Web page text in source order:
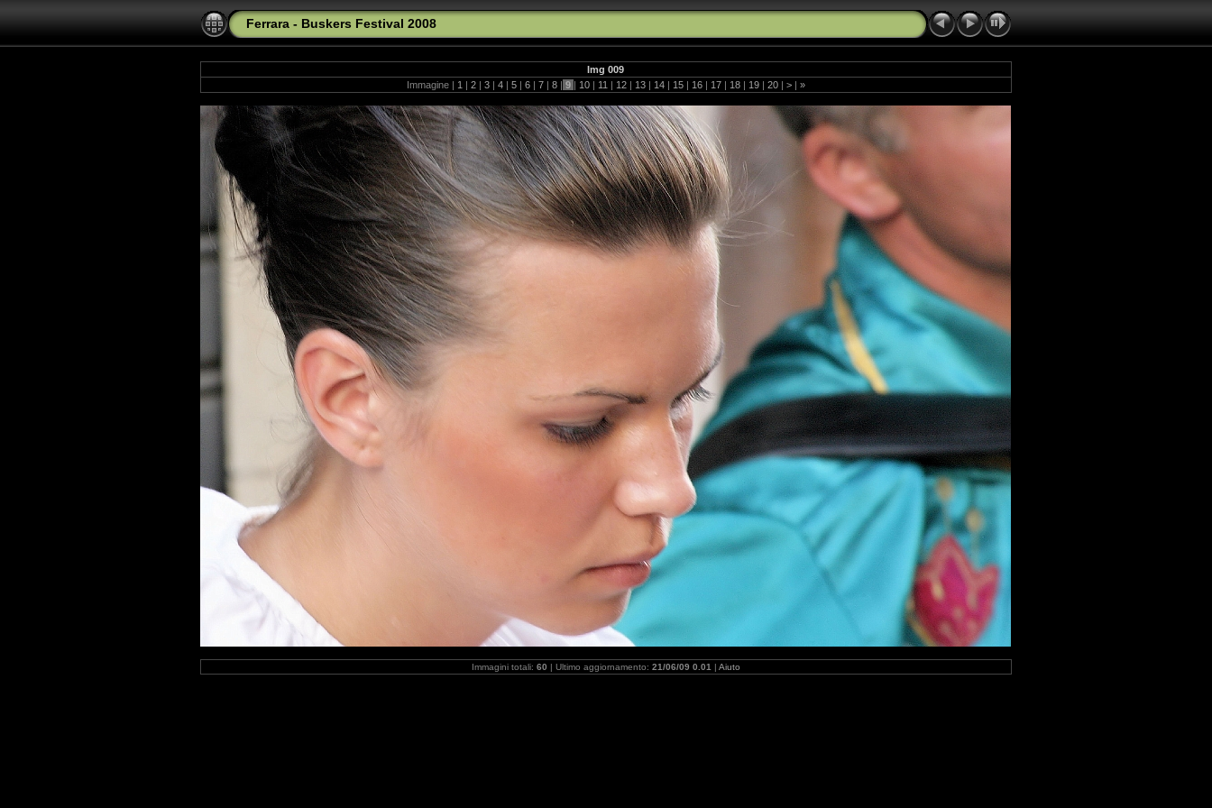
Ferrara - Buskers Festival 2008
Img 009
Immagine | 1 | 2 | 3 | 4 | 5 | 6 | 7 | 8 | 9 | 10 | 11 | 12 | 13 | 14 | 15 | 16 | 17 | 18 | 19 | 20 | > | »
Immagini totali: 60 | Ultimo aggiornamento: 21/06/09 0.01 | Aiuto